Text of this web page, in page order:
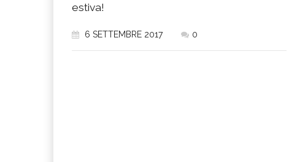
estiva!
6 SETTEMBRE 2017 0